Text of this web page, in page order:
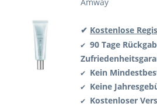
✔ Kostenlose
✔ 90 Tage
✔ Kein
✔ Keine
✔ Kostenloser